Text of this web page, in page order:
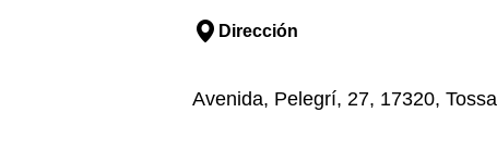
Dirección
Avenida, Pelegrí, 27, 17320,